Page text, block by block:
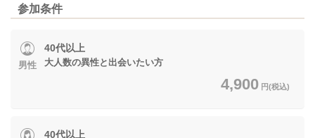
参加条件
男性
40代以上
大人数の異性と出会いたい方
4,900 円(税込)
40代以上